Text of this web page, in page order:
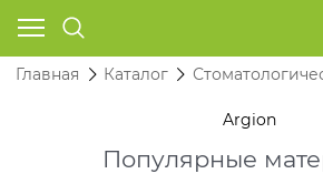
Главная Каталог
Argion
Популярные